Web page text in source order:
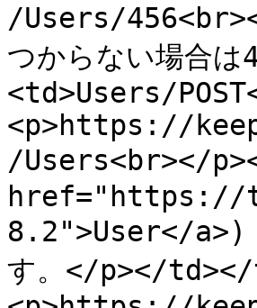
/Users/
つからない場合
<td>Users/
<p>https://
/Users<br></
href="https://
8.2">User</a>)
す。</p></